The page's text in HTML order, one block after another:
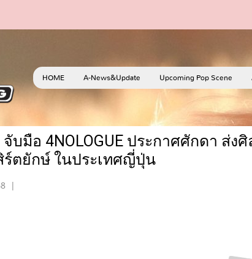
HOME A-News&Update Upcoming Pop Scene
จับมือ 4NOLOGUE ประกาศศักดา ส่ง
ร์ตยักษ์ ในประเทศญี่ปุ่น
|